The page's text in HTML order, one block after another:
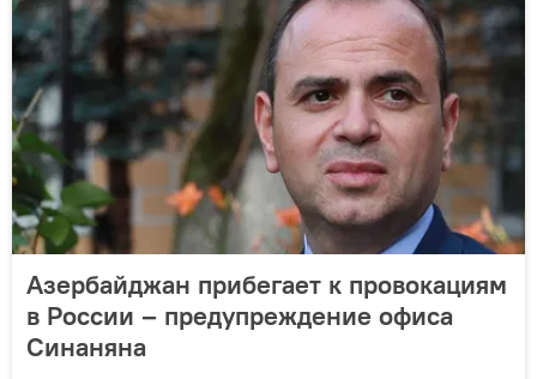
Азербайджан прибегает к провокациям
в России – предупреждение офиса
Синаняна